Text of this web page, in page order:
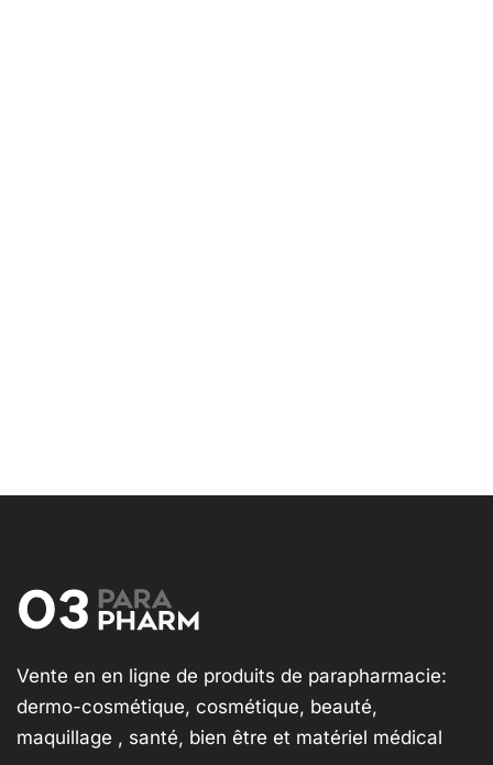
Vente en en ligne de produits de parapharmacie:
dermo-cosmétique, cosmétique, beauté,
maquillage , santé, bien être et matériel médical